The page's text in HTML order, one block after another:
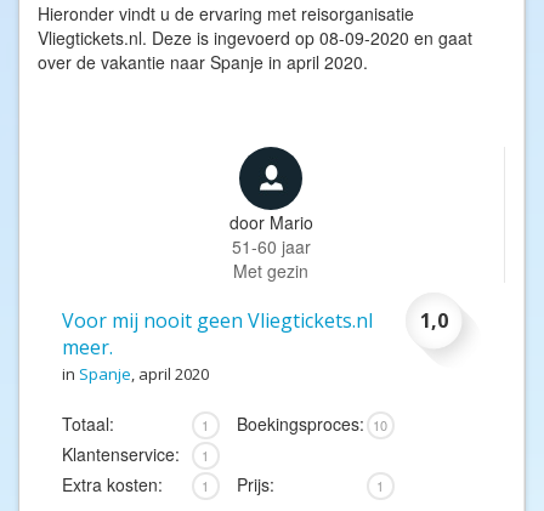
Hieronder vindt u de ervaring met reisorganisatie
Vliegtickets.nl. Deze is ingevoerd op 08-09-2020 en gaat
over de vakantie naar Spanje in april 2020.
door Mario
51-60 jaar
Met gezin
1,0
Voor mij nooit geen Vliegtickets.nl
meer.
in Spanje, april 2020
Totaal: 1 Boekingsproces: 10
Klantenservice: 1
Extra kosten: 1 Prijs: 1